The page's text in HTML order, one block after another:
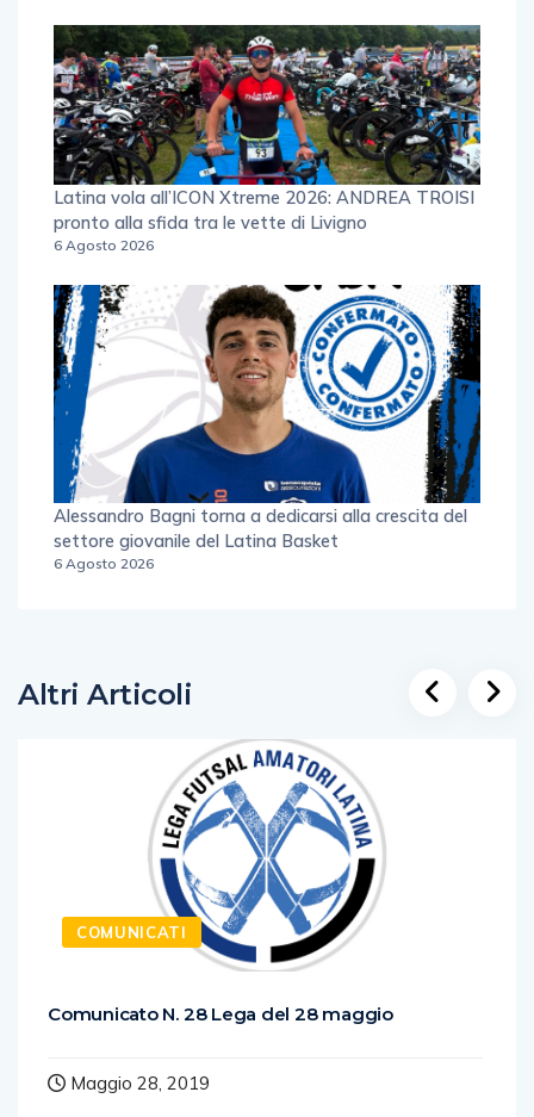
Latina vola all’ICON Xtreme 2026: ANDREA TROISI
pronto alla sfida tra le vette di Livigno
6 Agosto 2026
Alessandro Bagni torna a dedicarsi alla crescita del
settore giovanile del Latina Basket
6 Agosto 2026
Altri Articoli
COMUNICATI
Comunicato N. 28 Lega del 28 maggio
Maggio 28, 2019